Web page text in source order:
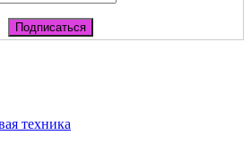
техника